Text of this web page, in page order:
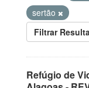
sertão
Filtrar
Refúgio de